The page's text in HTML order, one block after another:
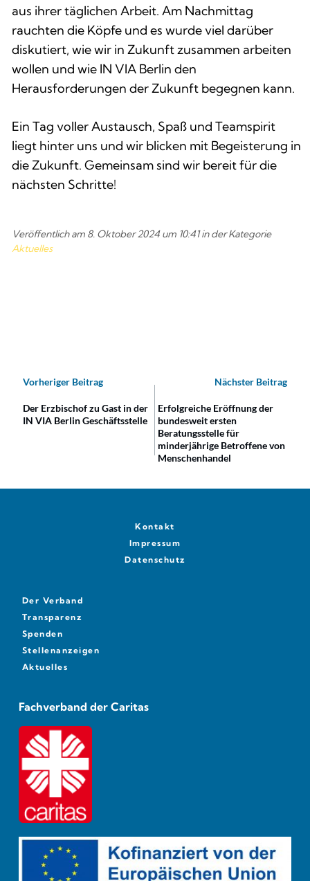
aus ihrer täglichen Arbeit. Am Nachmittag
rauchten die Köpfe und es wurde viel darüber
diskutiert, wie wir in Zukunft zusammen arbeiten
wollen und wie IN VIA Berlin den
Herausforderungen der Zukunft begegnen kann.
Ein Tag voller Austausch, Spaß und Teamspirit
liegt hinter uns und wir blicken mit Begeisterung in
die Zukunft. Gemeinsam sind wir bereit für die
nächsten Schritte!
Veröffentlich am 8. Oktober 2024 um 10:41
in der Kategorie
Aktuelles
Vorheriger Beitrag Nächster Beitrag
Der Erzbischof zu Gast in der
IN VIA Berlin Geschäftsstelle
Erfolgreiche Eröffnung der
bundesweit ersten
Beratungsstelle für
minderjährige Betroffene von
Menschenhandel
Kontakt
Impressum
Datenschutz
Der Verband
Transparenz
Spenden
Stellenanzeigen
Aktuelles
Fachverband der Caritas